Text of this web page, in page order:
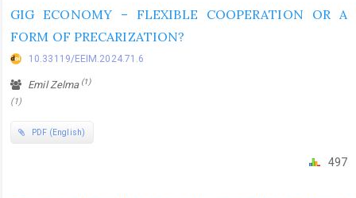
GIG ECONOMY – FLEXIBLE COOPERATION OR A
FORM OF PRECARIZATION?
10.33119/EEIM.2024.71.6
Emil Zelma (1)
(1)
PDF (English)
497